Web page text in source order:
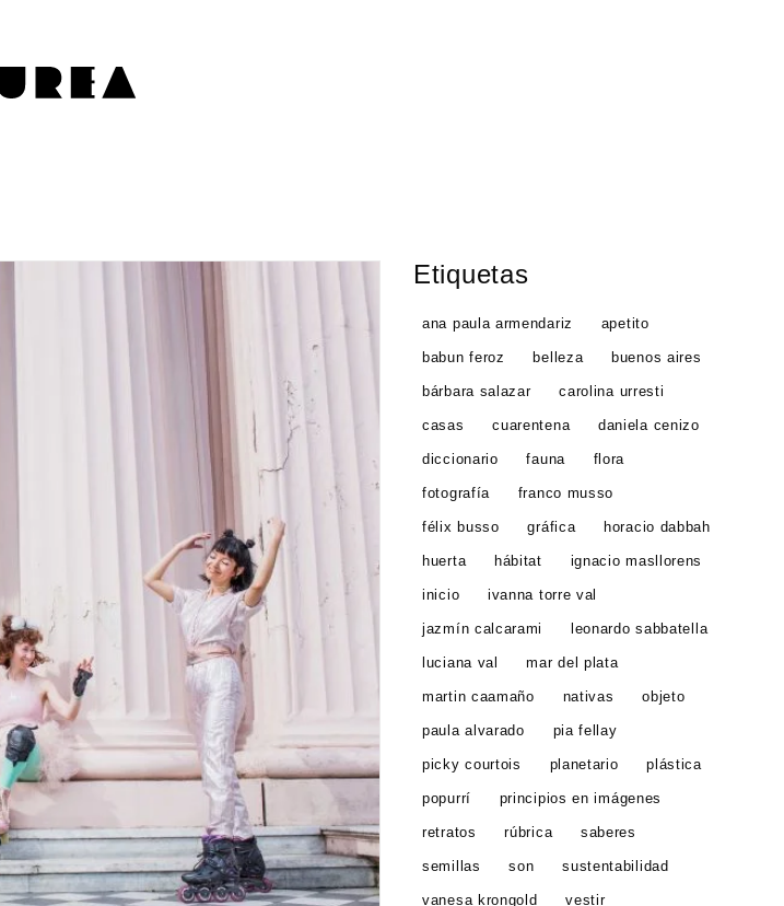
Etiquetas
ana paula armendariz apetito
babun feroz belleza buenos aires
bárbara salazar carolina urresti
casas cuarentena daniela cenizo
diccionario fauna flora
fotografía franco musso
félix busso gráfica horacio dabbah
huerta hábitat ignacio masllorens
inicio ivanna torre val
jazmín calcarami leonardo sabbatella
luciana val mar del plata
martin caamaño nativas objeto
paula alvarado pia fellay
picky courtois planetario plástica
popurrí principios en imágenes
retratos rúbrica saberes
semillas son sustentabilidad
vanesa krongold vestir